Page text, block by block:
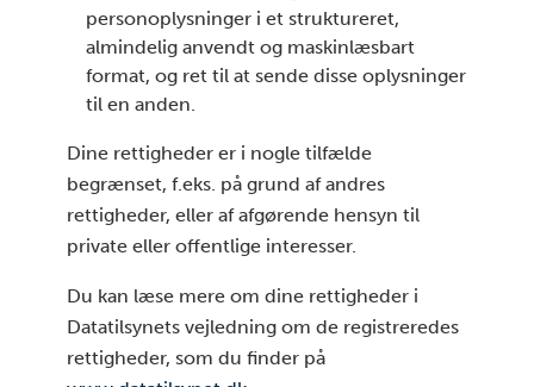
personoplysninger i et struktureret,
almindelig anvendt og maskinlæsbart
format, og ret til at sende disse oplysninger
til en anden.
Dine rettigheder er i nogle tilfælde
begrænset, f.eks. på grund af andres
rettigheder, eller af afgørende hensyn til
private eller offentlige interesser.
Du kan læse mere om dine rettigheder i
Datatilsynets vejledning om de registreredes
rettigheder, som du finder på